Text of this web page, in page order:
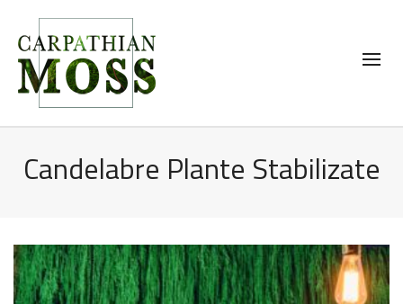
Candelabre Plante Stabilizate